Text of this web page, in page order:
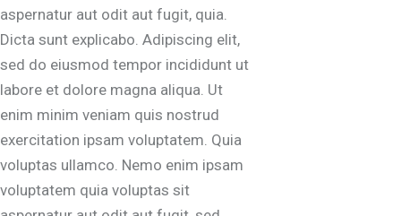
aspernatur aut odit aut fugit, quia.
Dicta sunt explicabo. Adipiscing elit,
sed do eiusmod tempor incididunt ut
labore et dolore magna aliqua. Ut
enim minim veniam quis nostrud
exercitation ipsam voluptatem. Quia
voluptas ullamco. Nemo enim ipsam
voluptatem quia voluptas sit